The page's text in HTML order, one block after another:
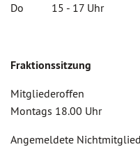
Do 15 - 17 Uhr
Fraktionssitzung
Mitgliederoffen
Montags 18.00 Uhr
Angemeldete